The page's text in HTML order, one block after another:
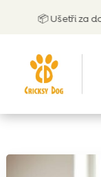
Ušetři za dopravu